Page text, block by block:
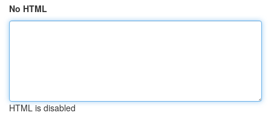
No HTML
HTML is disabled